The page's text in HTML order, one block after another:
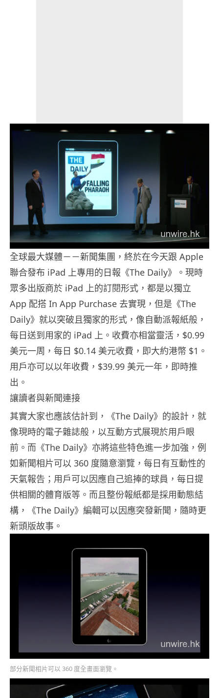
全球最大媒體－－新聞集團，終於在今天跟 Apple
聯合發布 iPad 上專用的日報《The Daily》。現時
眾多出版商於 iPad 上的訂閱形式，都是以獨立
App 配搭 In App Purchase 去實現，但是《The
Daily》就以突破且獨家的形式，像自動派報紙般，
每日送到用家的 iPad 上。收費亦相當靈活，$0.99
美元一周，每日 $0.14 美元收費，即大約港幣 $1。
用戶亦可以以年收費，$39.99 美元一年，即時推
出。
讓讀者與新聞連接
其實大家也應該估計到，《The Daily》的設計，就
像現時的電子雜誌般，以互動方式展現於用戶眼
前。而《The Daily》亦將這些特色進一步加強，例
如新聞相片可以 360 度隨意瀏覽，每日有互動性的
天氣報告；用戶可以因應自己追捧的球員，每日提
供相關的體育版等。而且整份報紙都是採用動態結
構，《The Daily》編輯可以因應突發新聞，隨時更
新頭版故事。
部分新聞相片可以 360 度全畫面瀏覽。